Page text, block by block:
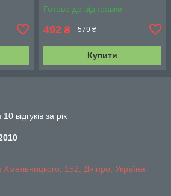
Готово до відправки
492 ₴ 579 ₴
Купити
відгуків за рік
Хмельницкого, 152, Дніпро, Україна